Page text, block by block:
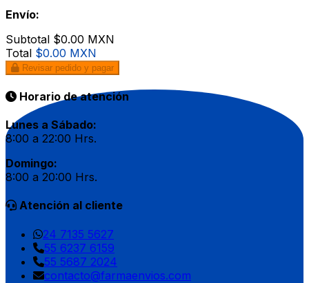
Envío:
Subtotal $0.00 MXN
Total $0.00 MXN
Revisar pedido y pagar
Horario de atención
Lunes a Sábado:
8:00 a 22:00 Hrs.
Domingo:
8:00 a 20:00 Hrs.
Atención al cliente
24 7135 5627
55 6237 6159
55 5687 2024
contacto@farmaenvios.com